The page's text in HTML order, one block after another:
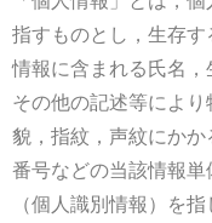
指すものとし，生存
情報に含まれる氏名
その他の記述等によ
貌，指紋，声紋にか
番号などの当該情報
（個人識別情報）を指